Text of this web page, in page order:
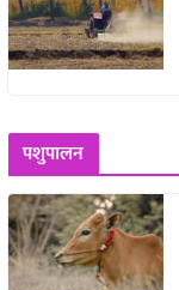
पशुपालन